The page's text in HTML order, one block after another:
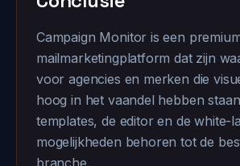
Campaign Monitor is een
mailmarketingplatform dat zijn
voor agencies en merken die
hoog in het vaandel hebben
templates, de editor en de white-
mogelijkheden behoren tot de
branche.